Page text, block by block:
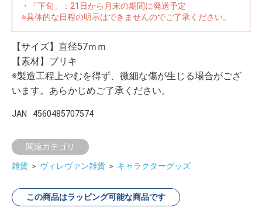
・「下旬」：21日から月末の期間に発送予定
※具体的な日程の明示はできませんのでご了承ください。
【サイズ】直径57ｍｍ
【素材】ブリキ
※製造工程上やむを得ず、微細な傷が生じる場合がござ
います。あらかじめご了承ください。
JAN 4560485707574
関連カテゴリ
雑貨 ＞ ヴィレヴァン雑貨 ＞ キャラクターグッズ
この商品はラッピング可能な商品です
イラストレ
ーター
アダルトグ
ッズ